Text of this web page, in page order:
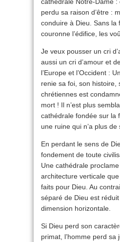
cathédrale Notre-Dame :
perdu sa raison d’être :
conduire à Dieu. Sans la
couronne l’édifice, les
Je veux pousser un cri
aussi un cri d’amour et
l’Europe et l’Occident :
renie sa foi, son histoire,
chrétiennes est
mort ! Il n’est plus
cathédrale fondée sur la
une ruine qui n’a plus de
En perdant le sens de
fondement de toute
Une cathédrale
architecture verticale
faits pour Dieu. Au
séparé de Dieu est
dimension horizontale.
Si Dieu perd son
primat, l’homme perd sa